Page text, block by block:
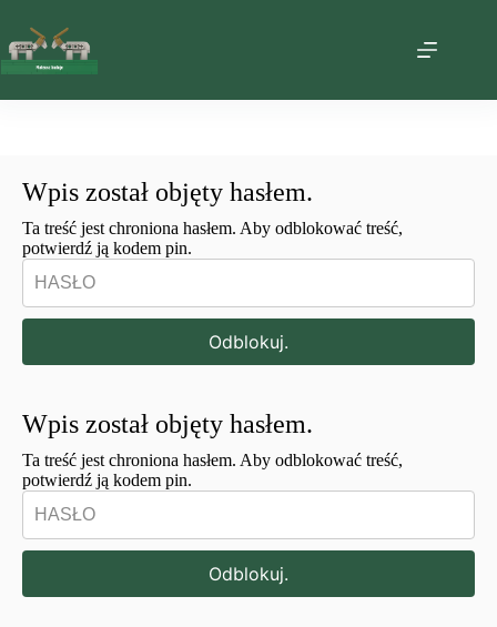
treści
Wpis został objęty hasłem.
Ta treść jest chroniona hasłem. Aby odblokować treść,
potwierdź ją kodem pin.
Odblokuj.
Wpis został objęty hasłem.
Ta treść jest chroniona hasłem. Aby odblokować treść,
potwierdź ją kodem pin.
Odblokuj.